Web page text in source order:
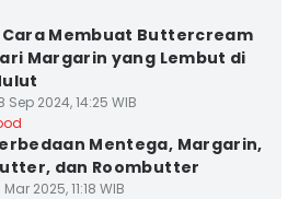
Cara Membuat Buttercream
Margarin yang Lembut di
Sep 2024, 14:25 WIB
Mentega, Margarin,
dan Roombutter
Mar 2025, 11:18 WIB